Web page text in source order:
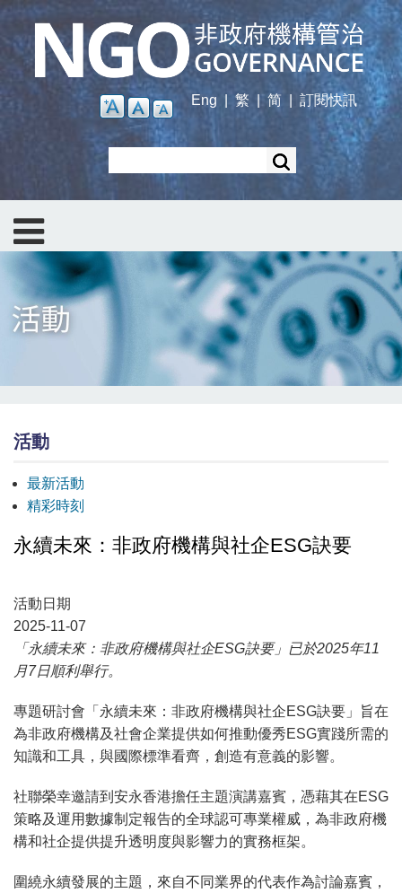
Skip
main
content
Eng
繁 | 简 訂閱快訊
活動
最新活動
精彩時刻
永續未來：非政府機構與社企ESG訣要
活動日期
2025-11-07
「永續未來：非政府機構與社企ESG訣要」已於2025年11
月7日順利舉行。
專題研討會「永續未來：非政府機構與社企ESG訣要」旨在
為非政府機構及社會企業提供如何推動優秀ESG實踐所需的
知識和工具，與國際標準看齊，創造有意義的影響。
社聯榮幸邀請到安永香港擔任主題演講嘉賓，憑藉其在ESG
策略及運用數據制定報告的全球認可專業權威，為非政府機
構和社企提供提升透明度與影響力的實務框架。
圍繞永續發展的主題，來自不同業界的代表作為討論嘉賓，